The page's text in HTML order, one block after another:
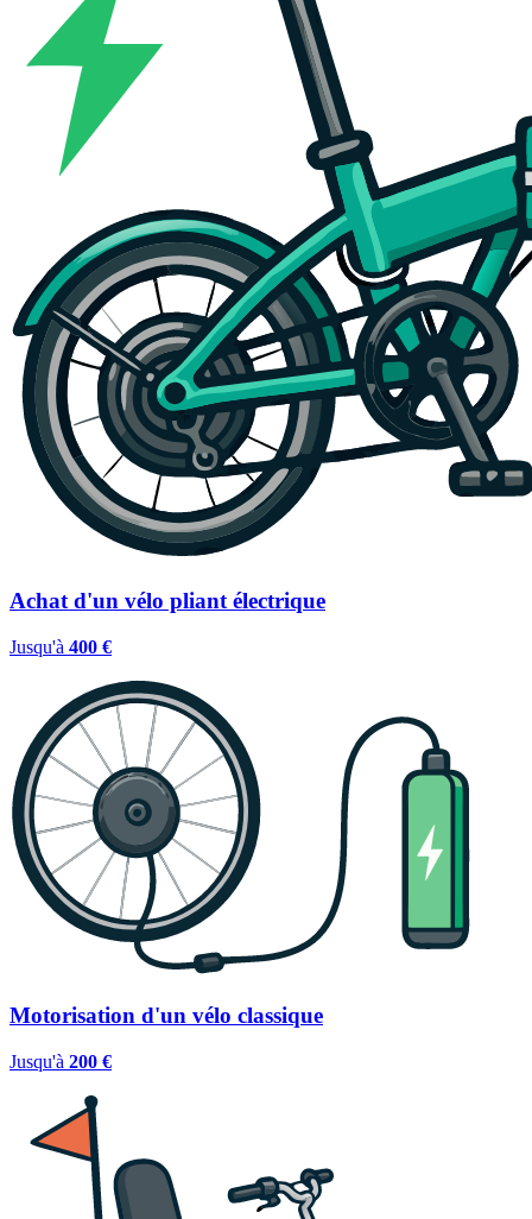
Achat d'un vélo pliant électrique
Jusqu'à 400 €
Motorisation d'un vélo classique
Jusqu'à 200 €